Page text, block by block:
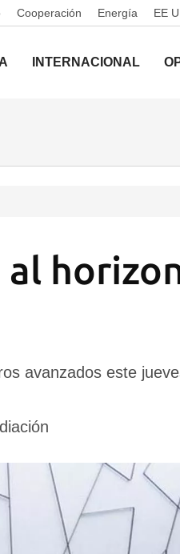
Cooperación Energía EE
INTERNACIONAL
al
avanzados este